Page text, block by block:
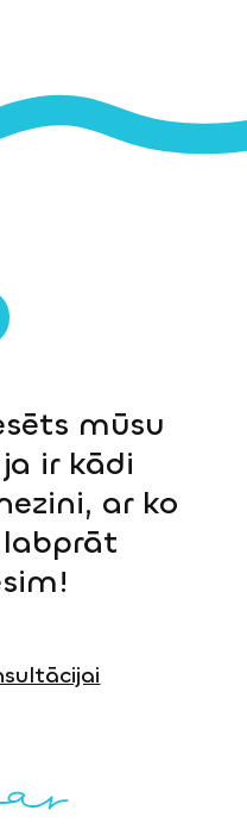
mūsu
ir kādi
ar ko